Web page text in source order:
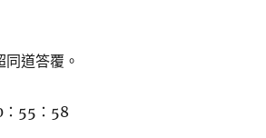
道答覆。
：55：58